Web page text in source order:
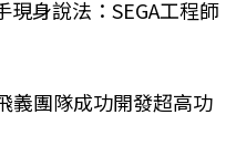
身說法：SEGA工程師
義團隊成功開發超高功